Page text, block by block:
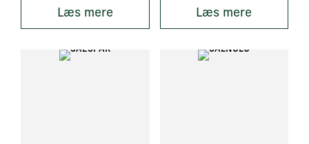
Læs mere Læs mere